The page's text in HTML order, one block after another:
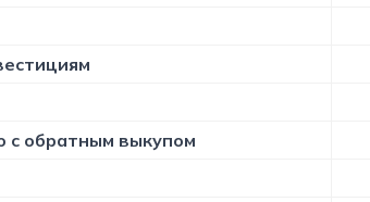
c обратным выкупом